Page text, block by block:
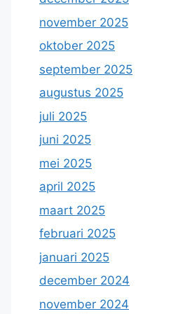
november 2025
oktober 2025
september 2025
augustus 2025
juli 2025
juni 2025
mei 2025
april 2025
maart 2025
februari 2025
januari 2025
december 2024
november 2024